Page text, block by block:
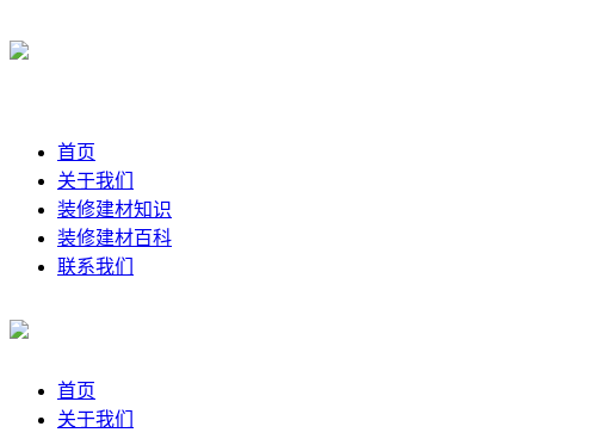
首页
关于我们
装修建材知识
装修建材百科
联系我们
首页
关于我们